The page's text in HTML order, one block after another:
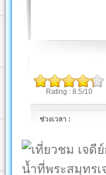
Rating : 8.5/10
ช่วงเวลา :